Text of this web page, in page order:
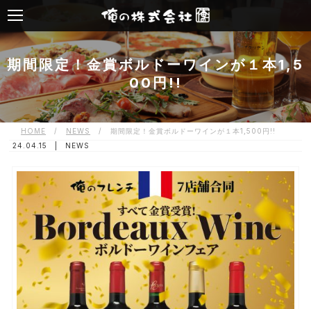
期間限定！金賞ボルドーワインが１本1,5
00円!!
HOME / NEWS /
期間限定！金賞ボルドーワインが１本1,500円!!
24.04.15 |
NEWS